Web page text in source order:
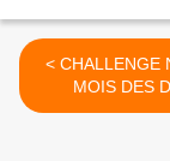
< CHALLENGE N°19 "ZE
MOIS DES